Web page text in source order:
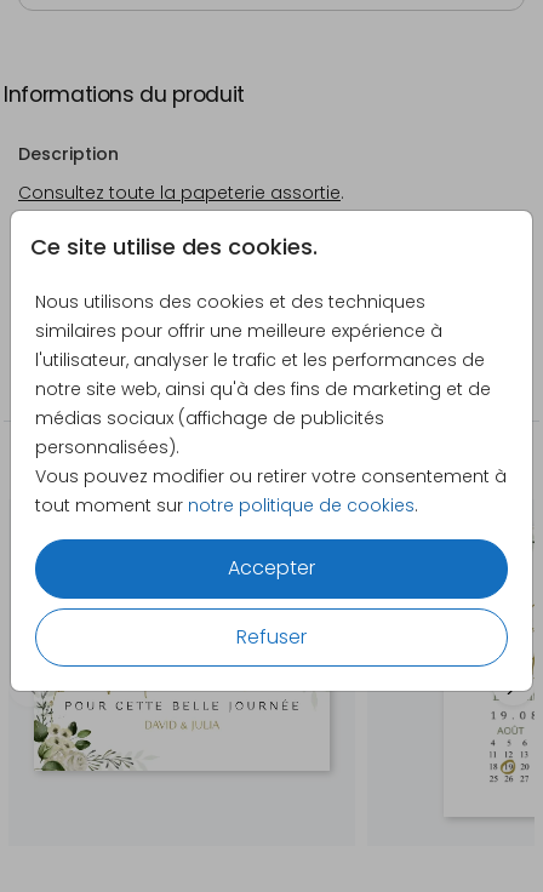
Ce site utilise des cookies.
Nous utilisons des cookies et des techniques
similaires pour offrir une meilleure expérience à
l'utilisateur, analyser le trafic et les performances de
notre site web, ainsi qu'à des fins de marketing et de
médias sociaux (affichage de publicités
personnalisées).
Vous pouvez modifier ou retirer votre consentement à
tout moment sur notre politique de cookies.
Accepter
Refuser
Informations du produit
Description
Consultez toute la papeterie assortie.
Créateur
Anet illustratie
Catégorie
Menus
La papeterie assortie